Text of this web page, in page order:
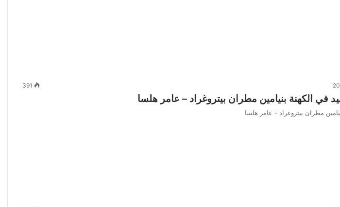
391
في الكهنة بنيامين مطران بيتروغراد – عامر هلسا
مطران بيتروغراد - عامر هلسا